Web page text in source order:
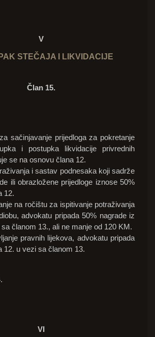
V
STEČAJA I LIKVIDACIJE
Član 15.
prijedloga za pokretanje
i postupka likvidacije privrednih
se na osnovu člana 12.
i sastav podnesaka koji sadrže
ili obrazložene prijedloge iznose 50%
12.
na ročištu za ispitivanje potraživanja
advokatu pripada 50% nagrade iz
članom 13., ali ne manje od 120 KM.
pravnih lijekova, advokatu pripada
12. u vezi sa članom 13.
VI